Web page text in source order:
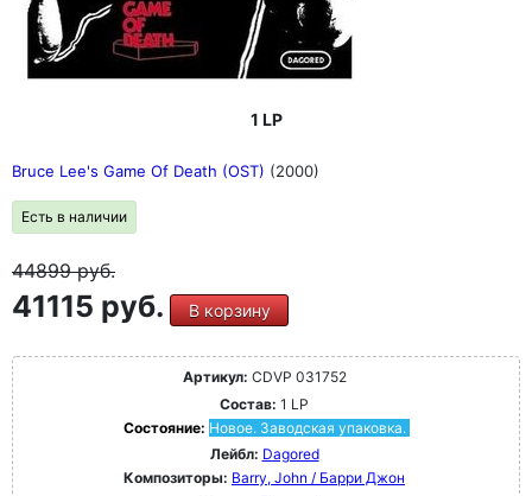
1 LP
Bruce Lee's Game Of Death (OST) (2000)
Есть в наличии
44899руб.
41115 руб. В корзину
Артикул: CDVP 031752
Состав: 1 LP
Состояние: Новое. Заводская упаковка.
Лейбл: Dagored
Композиторы: Barry, John / Барри Джон